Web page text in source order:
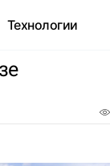
Технологии